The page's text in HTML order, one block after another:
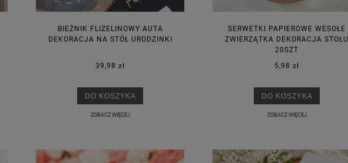
BIEŻNIK FLIZELINOWY AUTA
DEKORACJA NA STÓŁ URODZINKI
39,98 zł
DO KOSZYKA
ZOBACZ WIĘCEJ
SERWETKI PAPIEROWE WESOŁE
ZWIERZĄTKA DEKORACJA STOŁU
20SZT
5,98 zł
DO KOSZYKA
ZOBACZ WIĘCEJ